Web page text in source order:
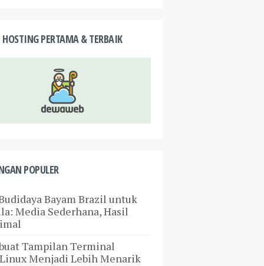
HOSTING PERTAMA & TERBAIK
POPULER
Bayam Brazil untuk
Media Sederhana, Hasil
Tampilan Terminal
Menjadi Lebih Menarik